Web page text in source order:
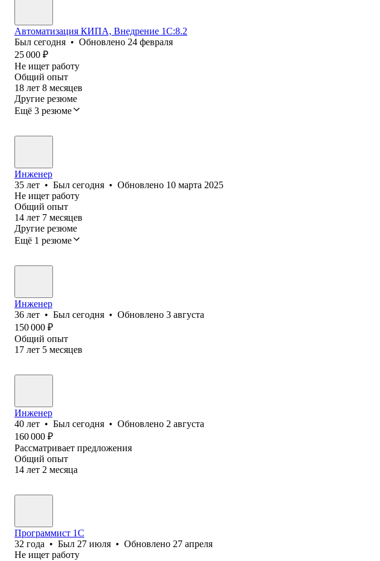
Автоматизация КИПА, Внедрение 1С:8.2
Был сегодня • Обновлено 24 февраля
25 000 ₽
Не ищет работу
Общий опыт
18 лет 8 месяцев
Другие резюме
Ещё 3 резюме
Инженер
35 лет • Был сегодня • Обновлено 10 марта 2025
Не ищет работу
Общий опыт
14 лет 7 месяцев
Другие резюме
Ещё 1 резюме
Инженер
36 лет • Был сегодня • Обновлено 3 августа
150 000 ₽
Общий опыт
17 лет 5 месяцев
Инженер
40 лет • Был сегодня • Обновлено 2 августа
160 000 ₽
Рассматривает предложения
Общий опыт
14 лет 2 месяца
Программист 1С
32 года • Был 27 июля • Обновлено 27 апреля
Не ищет работу